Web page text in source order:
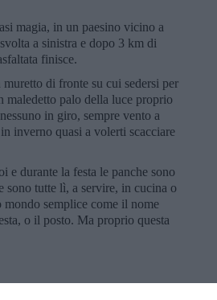
magia, in un paesino vicino a
a sinistra e dopo 3 km di
finisce.
di fronte su cui sedersi per
maledetto palo della luce proprio
in giro, sempre vento a
inverno quasi a volerti scacciare
e durante la festa le panche sono
sono tutte lì, a servire, in cucina o
semplice come il nome
o il posto. Ma proprio questa